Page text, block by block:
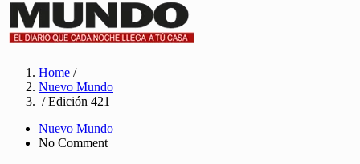
Home /
Nuevo Mundo
/ Edición 421
Nuevo Mundo
No Comment